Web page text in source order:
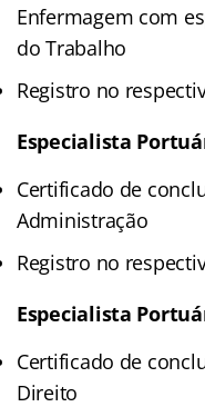
Enfermagem com
do Trabalho
Registro no
Especialista
Certificado de
Administração
Registro no
Especialista
Certificado de
Direito